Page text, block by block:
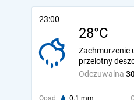
23:00
28°C
Odczuwalna
Zachmurzenie
przelotny
Opad: 0.1 mm